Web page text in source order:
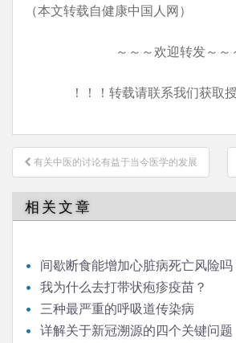
（本文转载自健康中国人网）
～～～欢迎转发～～
！！！转载请联系我们获取
文
章
导
航
有关中医的讨论有益于当今医学的发展
相关文章
间歇断食能增加心脏病死亡风险吗
我为什么去打带状疱疹疫苗？
三种最严重的呼吸道传染病
详解关于新冠溯源的四个关键问题